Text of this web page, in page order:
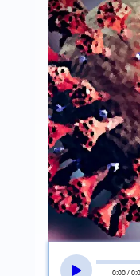
0:00/0: